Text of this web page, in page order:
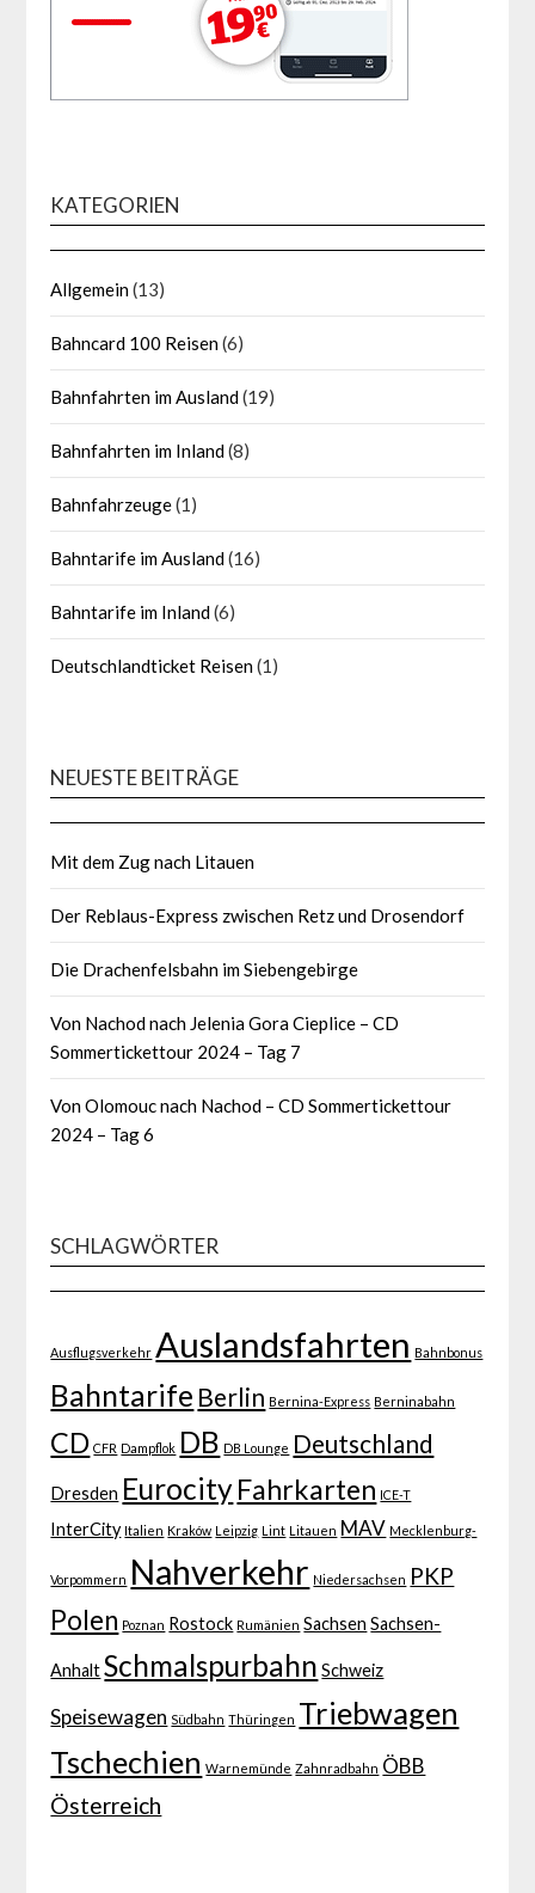
KATEGORIEN
Allgemein(13)
Bahncard 100 Reisen(6)
Bahnfahrten im Ausland(19)
Bahnfahrten im Inland(8)
Bahnfahrzeuge(1)
Bahntarife im Ausland(16)
Bahntarife im Inland(6)
Deutschlandticket Reisen(1)
NEUESTE BEITRÄGE
Mit dem Zug nach Litauen
Der Reblaus-Express zwischen Retz und Drosendorf
Die Drachenfelsbahn im Siebengebirge
Von Nachod nach Jelenia Gora Cieplice – CD
Sommertickettour 2024 – Tag 7
Von Olomouc nach Nachod – CD Sommertickettour
2024 – Tag 6
SCHLAGWÖRTER
Ausflugsverkehr Auslandsfahrten Bahnbonus
Bahntarife Berlin Bernina-Express Berninabahn
CD CFR Dampflok DB DB Lounge Deutschland
Dresden EurocityFahrkarten ICE-T
InterCity Italien Kraków Leipzig Lint Litauen MAV Mecklenburg-
Vorpommern Nahverkehr Niedersachsen PKP
Polen Poznan Rostock Rumänien Sachsen Sachsen-
Anhalt Schmalspurbahn Schweiz
Speisewagen Südbahn Thüringen Triebwagen
Tschechien Warnemünde Zahnradbahn ÖBB
Österreich